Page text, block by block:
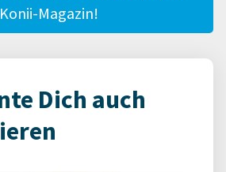
Konii-Magazin!
Dich auch